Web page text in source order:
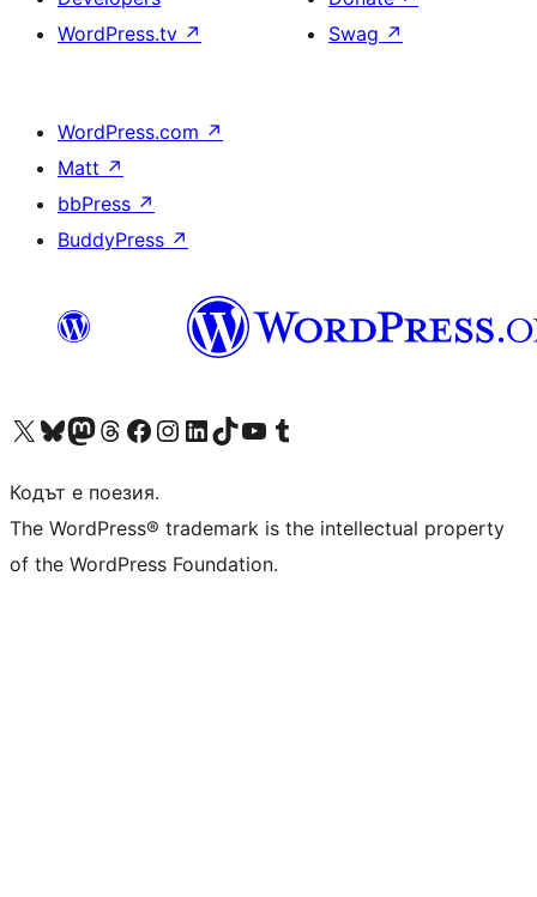
WordPress.tv ↗
Swag ↗
WordPress.com ↗
Matt ↗
bbPress ↗
BuddyPress ↗
Visit our X (formerly Twitter) account
Visit our Bluesky account
Visit our Mastodon account
Visit our Threads account
Посетете нашата страница във Facebook
Посетете нашия профил в Instagram
Посетете нашия профил в LinkedIn
Visit our TikTok account
Visit our YouTube channel
Visit our Tumblr account
Кодът е поезия.
The WordPress® trademark is the intellectual property
of the WordPress Foundation.